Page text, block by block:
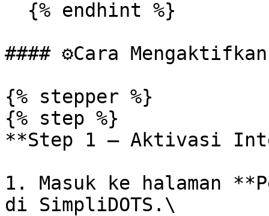
#### ⚙️Cara
{% stepper %}
{% step %}
**Step 1 — Aktivasi
1. Masuk ke halaman
di SimpliDOTS.\